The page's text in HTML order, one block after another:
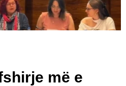
më e